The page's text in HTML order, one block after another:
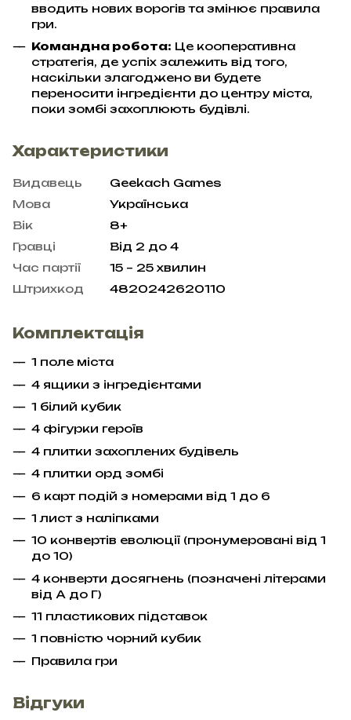
вводить нових ворогів та змінює правила
гри.
Командна робота: Це кооперативна
стратегія, де успіх залежить від того,
наскільки злагоджено ви будете
переносити інгредієнти до центру міста,
поки зомбі захоплюють будівлі.
Характеристики
Видавець
Geekach Games
Мова
Українська
Вік
8+
Гравці
Від 2 до 4
Час партії
15 – 25 хвилин
Штрихкод
4820242620110
Комплектація
1 поле міста
4 ящики з інгредієнтами
1 білий кубик
4 фігурки героїв
4 плитки захоплених будівель
4 плитки орд зомбі
6 карт подій з номерами від 1 до 6
1 лист з наліпками
10 конвертів еволюції (пронумеровані від 1
до 10)
4 конверти досягнень (позначені літерами
від А до Г)
11 пластикових підставок
1 повністю чорний кубик
Правила гри
Відгуки